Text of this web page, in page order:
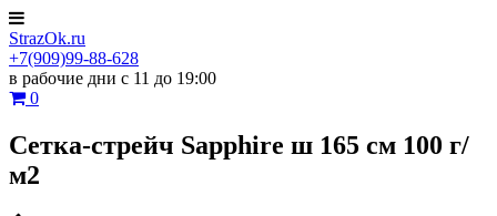
StrazOk.ru
+7(909)99-88-628
в рабочие дни с 11 до 19:00
0
Сетка-стрейч Sapphire ш 165 см 100 г/
м2